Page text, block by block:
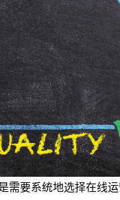
需要系统地选择在线